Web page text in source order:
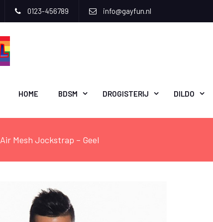
0123-456789 info@gayfun.nl
HOME BDSM DROGISTERIJ DILDO
Air Mesh Jockstrap – Geel